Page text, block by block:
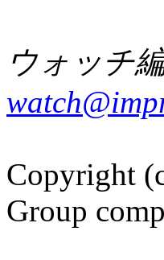
ウォッチ
Copyright
Group